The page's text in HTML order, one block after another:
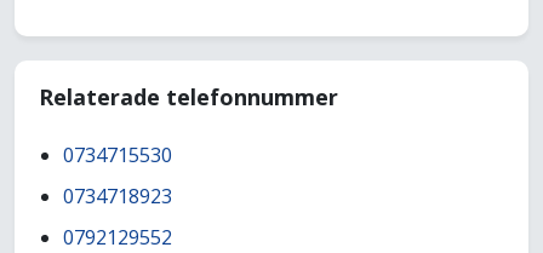
Relaterade telefonnummer
0734715530
0734718923
0792129552